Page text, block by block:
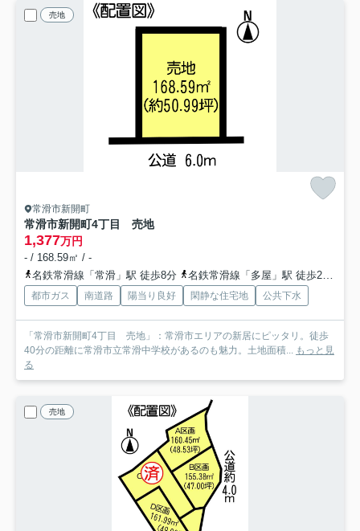
売地
常滑市新開町
常滑市新開町4丁目 売地
1,377万円
- / 168.59㎡ / -
名鉄常滑線「常滑」駅 徒歩8分
名鉄常滑線「多屋」駅 徒歩23分
都市ガス 南道路 陽当り良好 閑静な住宅地 公共下水
「常滑市新開町4丁目 売地」：常滑市エリアの新居にピッタリ。徒歩
40分の距離に常滑市立常滑中学校があるのも魅力。土地面積... もっと見
る
売地